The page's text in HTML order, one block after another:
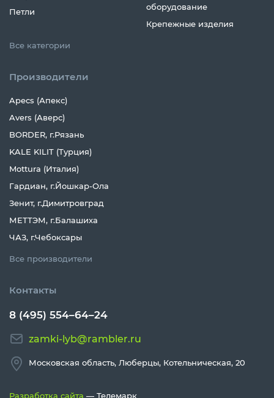
Петли
оборудование
Крепежные изделия
Все категории
Производители
Apecs (Апекс)
Avers (Аверс)
BORDER, г.Рязань
KALE KILIT (Турция)
Mottura (Италия)
Гардиан, г.Йошкар-Ола
Зенит, г.Димитровград
МЕТТЭМ, г.Балашиха
ЧАЗ, г.Чебоксары
Все производители
Контакты
8 (495) 554–64–24
zamki-lyb@rambler.ru
Московская область, Люберцы, Котельническая, 20
Разработка сайта — Телемарк